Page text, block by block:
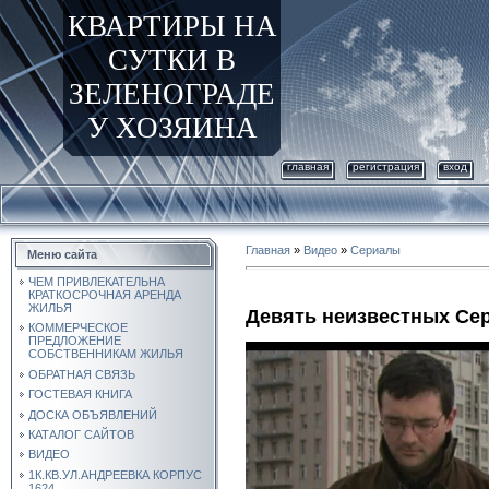
КВАРТИРЫ НА
СУТКИ В
ЗЕЛЕНОГРАДЕ
У ХОЗЯИНА
главная регистрация вход
Меню сайта
ЧЕМ ПРИВЛЕКАТЕЛЬНА
КРАТКОСРОЧНАЯ АРЕНДА
ЖИЛЬЯ
КОММЕРЧЕСКОЕ
ПРЕДЛОЖЕНИЕ
СОБСТВЕННИКАМ ЖИЛЬЯ
ОБРАТНАЯ СВЯЗЬ
ГОСТЕВАЯ КНИГА
ДОСКА ОБЪЯВЛЕНИЙ
КАТАЛОГ САЙТОВ
ВИДЕО
1К.КВ.УЛ.АНДРЕЕВКА КОРПУС
Главная » Видео » Сериалы
Девять неизвестных